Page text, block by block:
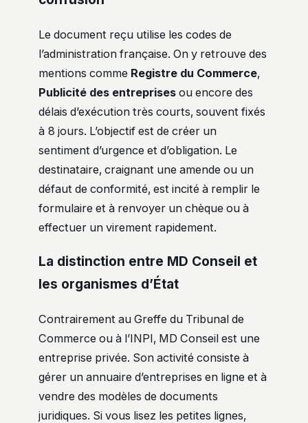
Le document reçu utilise les codes de
l’administration française. On y retrouve des
mentions comme Registre du Commerce,
Publicité des entreprises ou encore des
délais d’exécution très courts, souvent fixés
à 8 jours. L’objectif est de créer un
sentiment d’urgence et d’obligation. Le
destinataire, craignant une amende ou un
défaut de conformité, est incité à remplir le
formulaire et à renvoyer un chèque ou à
effectuer un virement rapidement.
La distinction entre MD Conseil et
les organismes d’État
Contrairement au Greffe du Tribunal de
Commerce ou à l’INPI, MD Conseil est une
entreprise privée. Son activité consiste à
gérer un annuaire d’entreprises en ligne et à
vendre des modèles de documents
juridiques. Si vous lisez les petites lignes,